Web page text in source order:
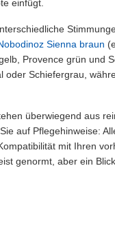
einfügt.
Sienna braun
Provence grün und
Schiefergrau,
überwiegend aus
auf Pflegehinweise:
mit Ihren
genormt, aber ein